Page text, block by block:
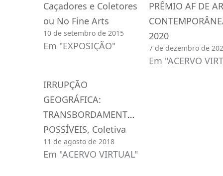
Caçadores e Coletores
ou No Fine Arts
10 de setembro de 2015
Em "EXPOSIÇÃO"
PRÊMIO AF DE
2020
7 de dezembro de
Em "ACERVO
IRRUPÇÃO
GEOGRÁFICA:
TRANSBORDAMENTOS
POSSÍVEIS, Coletiva
11 de agosto de 2018
Em "ACERVO VIRTUAL"